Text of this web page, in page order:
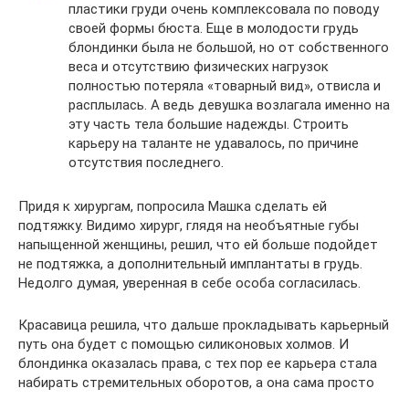
пластики груди очень комплексовала по поводу
своей формы бюста. Еще в молодости грудь
блондинки была не большой, но от собственного
веса и отсутствию физических нагрузок
полностью потеряла «товарный вид», отвисла и
расплылась. А ведь девушка возлагала именно на
эту часть тела большие надежды. Строить
карьеру на таланте не удавалось, по причине
отсутствия последнего.
Придя к хирургам, попросила Машка сделать ей
подтяжку. Видимо хирург, глядя на необъятные губы
напыщенной женщины, решил, что ей больше подойдет
не подтяжка, а дополнительный имплантаты в грудь.
Недолго думая, уверенная в себе особа согласилась.
Красавица решила, что дальше прокладывать карьерный
путь она будет с помощью силиконовых холмов. И
блондинка оказалась права, с тех пор ее карьера стала
набирать стремительных оборотов, а она сама просто